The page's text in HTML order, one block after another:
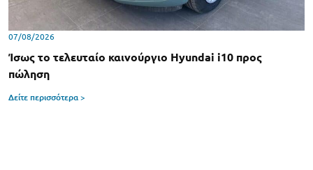
07/08/2026
Ίσως το τελευταίο καινούργιο Hyundai i10 προς
πώληση
Δείτε περισσότερα >